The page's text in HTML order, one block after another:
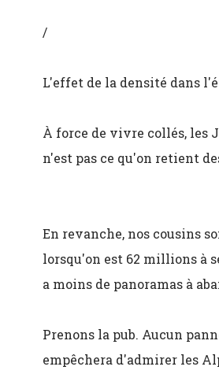
/
L'effet de la densité dans
À force de vivre collés, les
n'est pas ce qu'on retient
En revanche, nos cousins
lorsqu'on est 62 millions à
a moins de panoramas à
Prenons la pub. Aucun
empêchera d'admirer les